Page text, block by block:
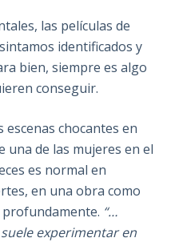
las películas de
identificados y
bien, siempre es algo
conseguir.
escenas chocantes en
una de las mujeres en el
es normal en
en una obra como
profundamente. “…
experimentar en